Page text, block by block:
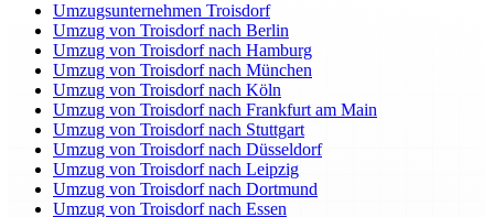
Umzugsunternehmen Troisdorf
Umzug von Troisdorf nach Berlin
Umzug von Troisdorf nach Hamburg
Umzug von Troisdorf nach München
Umzug von Troisdorf nach Köln
Umzug von Troisdorf nach Frankfurt am Main
Umzug von Troisdorf nach Stuttgart
Umzug von Troisdorf nach Düsseldorf
Umzug von Troisdorf nach Leipzig
Umzug von Troisdorf nach Dortmund
Umzug von Troisdorf nach Essen